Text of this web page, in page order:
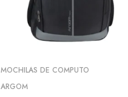
MOCHILAS DE COMPUTO
ARGOM